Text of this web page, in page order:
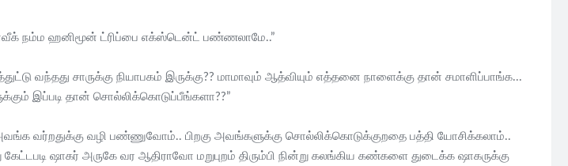
நம்ம ஹனிமூன் ட்ரிப்பை எக்ஸ்டென்ட் பண்ணலாமே..”
வந்தது சாருக்கு நியாபகம் இருக்கு?? மாமாவும் ஆத்வியும் எத்தனை நாளைக்கு தான் சமாளிப்பாங்க...
இப்படி தான் சொல்லிக்கொடுப்பீங்களா??”
வர்றதுக்கு வழி பண்ணுவோம்.. பிறகு அவங்களுக்கு சொல்லிக்கொடுக்குறதை பத்தி யோசிக்கலாம்..
ஷாகர் அருகே வர ஆதிராவோ மறுபுறம் திரும்பி நின்று கலங்கிய கண்களை துடைக்க ஷாகருக்கு